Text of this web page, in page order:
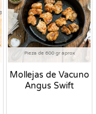
Pieza de 600 gr aprox
Mollejas de Vacuno
Angus Swift